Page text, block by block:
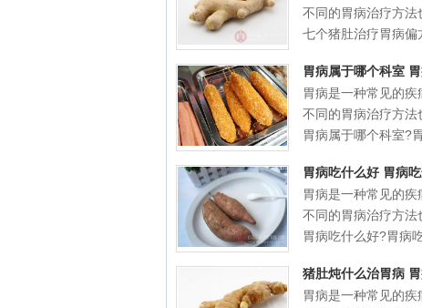
不同的胃病治疗方
七个猪肚治疗胃病偏
胃病属于哪个科室
胃病是一种常见的
不同的胃病治疗方
胃病属于哪个科室?胃
胃病吃什么好 胃病
胃病是一种常见的
不同的胃病治疗方
胃病吃什么好?胃病吃
猪肚炖什么治胃病
胃病是一种常见的